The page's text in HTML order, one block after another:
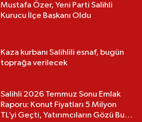
Mustafa Özer, Yeni Parti Salihli
Kurucu İlçe Başkanı Oldu
Kaza kurbanı Salihlili esnaf, bugün
toprağa verilecek
Salihli 2026 Temmuz Sonu Emlak
Raporu: Konut Fiyatları 5 Milyon
TL’yi Geçti, Yatırımcıların Gözü Bu